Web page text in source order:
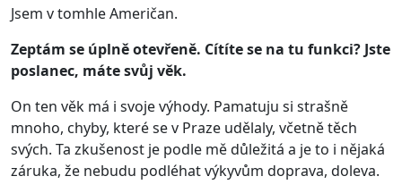
Jsem v tomhle Američan.
Zeptám se úplně otevřeně. Cítíte se na tu funkci? Jste
poslanec, máte svůj věk.
On ten věk má i svoje výhody. Pamatuju si strašně
mnoho, chyby, které se v Praze udělaly, včetně těch
svých. Ta zkušenost je podle mě důležitá a je to i nějaká
záruka, že nebudu podléhat výkyvům doprava, doleva.